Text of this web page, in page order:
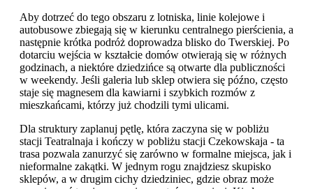
Aby dotrzeć do tego obszaru z lotniska, linie kolejowe i
autobusowe zbiegają się w kierunku centralnego pierścienia, a
następnie krótka podróż doprowadza blisko do Twerskiej. Po
dotarciu wejścia w kształcie domów otwierają się w różnych
godzinach, a niektóre dziedzińce są otwarte dla publiczności
w weekendy. Jeśli galeria lub sklep otwiera się późno, często
staje się magnesem dla kawiarni i szybkich rozmów z
mieszkańcami, którzy już chodzili tymi ulicami.
Dla struktury zaplanuj pętlę, która zaczyna się w pobliżu
stacji Teatralnaja i kończy w pobliżu stacji Czekowskaja - ta
trasa pozwala zanurzyć się zarówno w formalne miejsca, jak i
nieformalne zakątki. W jednym rogu znajdziesz skupisko
sklepów, a w drugim cichy dziedziniec, gdzie obraz może